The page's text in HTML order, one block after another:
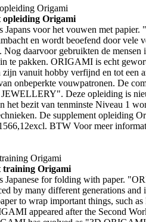
Origami
opleiding Origami
voor het vouwen met
en wordt beoefend door vele
daarvoor gebruikten de
te pakken. ORIGAMI is echt
zijn vanuit hobby verfijnd en tot
onbeperkte vouwpatronen. De
Deze opleiding is
het bezit van tenminste Niveau 1
De supplement opleiding
BTW Voor meer
Origami
training Origami
for folding with paper.
by many different generations
to wrap important things, such
appeared after the Second